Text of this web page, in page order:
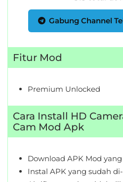
Gabung Channel
Fitur Mod
Premium Unlocked
Cara Install HD
Cam Mod Apk
Download APK Mod
Instal APK yang sudah